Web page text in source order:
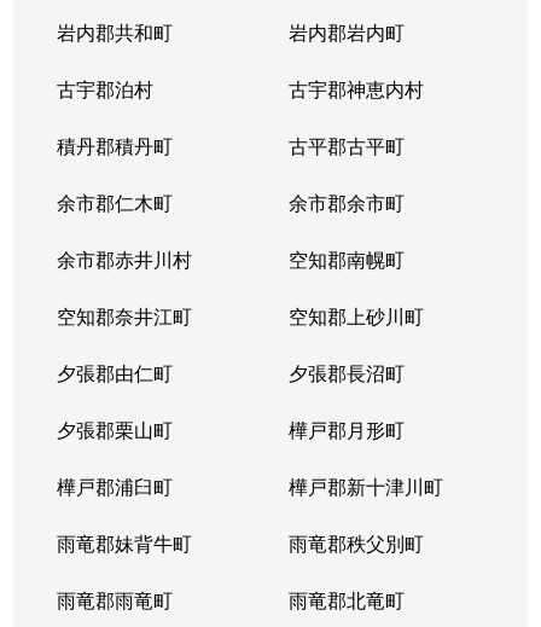
岩内郡共和町 岩内郡岩内町
古宇郡泊村 古宇郡神恵内村
積丹郡積丹町 古平郡古平町
余市郡仁木町 余市郡余市町
余市郡赤井川村 空知郡南幌町
空知郡奈井江町 空知郡上砂川町
夕張郡由仁町 夕張郡長沼町
夕張郡栗山町 樺戸郡月形町
樺戸郡浦臼町 樺戸郡新十津川町
雨竜郡妹背牛町 雨竜郡秩父別町
雨竜郡雨竜町 雨竜郡北竜町